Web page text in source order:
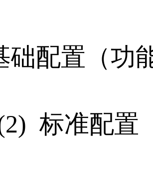
配置（功
准配置（